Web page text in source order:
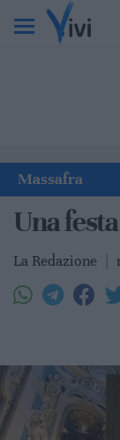
Massafra
Una
La Redazione